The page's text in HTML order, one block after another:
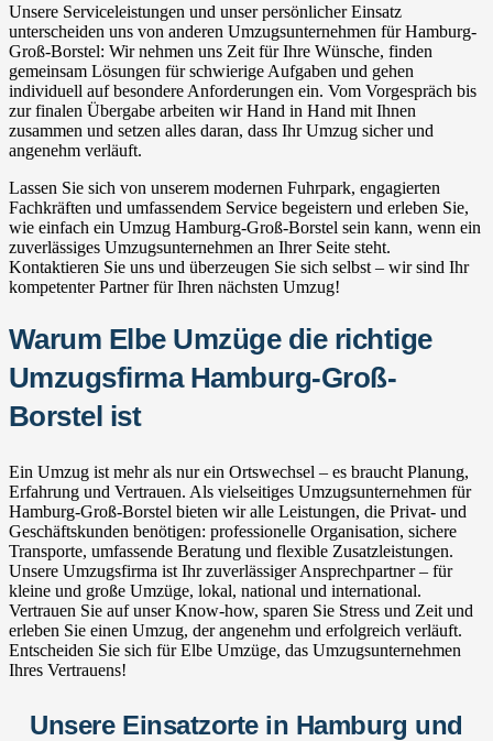
Unsere Serviceleistungen und unser persönlicher Einsatz
unterscheiden uns von anderen Umzugsunternehmen für Hamburg-
Groß-Borstel: Wir nehmen uns Zeit für Ihre Wünsche, finden
gemeinsam Lösungen für schwierige Aufgaben und gehen
individuell auf besondere Anforderungen ein. Vom Vorgespräch bis
zur finalen Übergabe arbeiten wir Hand in Hand mit Ihnen
zusammen und setzen alles daran, dass Ihr Umzug sicher und
angenehm verläuft.
Lassen Sie sich von unserem modernen Fuhrpark, engagierten
Fachkräften und umfassendem Service begeistern und erleben Sie,
wie einfach ein Umzug Hamburg-Groß-Borstel sein kann, wenn ein
zuverlässiges Umzugsunternehmen an Ihrer Seite steht.
Kontaktieren Sie uns und überzeugen Sie sich selbst – wir sind Ihr
kompetenter Partner für Ihren nächsten Umzug!
Warum Elbe Umzüge die richtige
Umzugsfirma Hamburg-Groß-
Borstel ist
Ein Umzug ist mehr als nur ein Ortswechsel – es braucht Planung,
Erfahrung und Vertrauen. Als vielseitiges Umzugsunternehmen für
Hamburg-Groß-Borstel bieten wir alle Leistungen, die Privat- und
Geschäftskunden benötigen: professionelle Organisation, sichere
Transporte, umfassende Beratung und flexible Zusatzleistungen.
Unsere Umzugsfirma ist Ihr zuverlässiger Ansprechpartner – für
kleine und große Umzüge, lokal, national und international.
Vertrauen Sie auf unser Know-how, sparen Sie Stress und Zeit und
erleben Sie einen Umzug, der angenehm und erfolgreich verläuft.
Entscheiden Sie sich für Elbe Umzüge, das Umzugsunternehmen
Ihres Vertrauens!
Unsere Einsatzorte in Hamburg und